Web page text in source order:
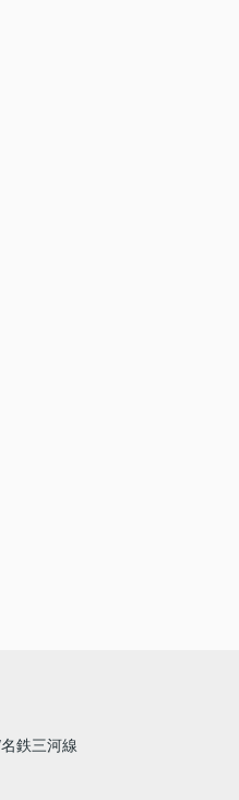
名鉄三河線